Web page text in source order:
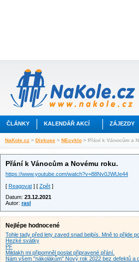
ČLÁNKY KALENDÁŘ AKCÍ ZÁJEZDY
NaKole.cz > Diskuse > NEcyklo > Přání k Vánocům a
Přání k Vánocům a Novému roku.
https://www.youtube.com/watch?v=88Nv0JWUe44
[ Reagovat ] [ Zpět ]
Datum: 23.12.2021
Autor: rasl
Nejlépe hodnocené
Tohle tady před lety zaved snad bejbís. Mně to přijde
Hezké svátky
PF
Mildakh mi připomněl poslat připravené přání.
Nám všem "nákolákům" Nový rok 2022 bez defektů a